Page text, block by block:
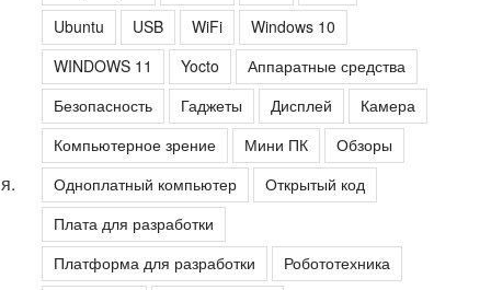
Ubuntu
USB WiFi
Windows 10
WINDOWS 11
Yocto
Аппаратные средства
Безопасность
Гаджеты Дисплей
Камера
Компьютерное зрение
Мини ПК
Обзоры
Одноплатный компьютер
Открытый код
Плата для разработки
Платформа для разработки
Робототехника